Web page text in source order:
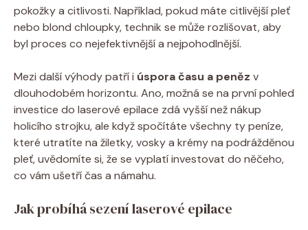
pokožky a citlivosti. Například, pokud máte citlivější pleť
nebo blond chloupky, technik se může rozlišovat, aby
byl proces co nejefektivnější a nejpohodlnější.
Mezi další výhody patří i úspora času a peněz v
dlouhodobém horizontu. Ano, možná se na první pohled
investice do laserové epilace zdá vyšší než nákup
holicího strojku, ale když spočítáte všechny ty peníze,
které utratíte na žiletky, vosky a krémy na podrážděnou
pleť, uvědomíte si, že se vyplatí investovat do něčeho,
co vám ušetří čas a námahu.
Jak probíhá sezení laserové epilace